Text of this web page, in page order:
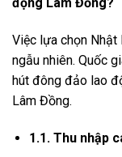
động Lâm Đồng?
Việc lựa chọn
ngẫu nhiên. Quốc
hút đông đảo lao
Lâm Đồng.
1.1. Thu nhập